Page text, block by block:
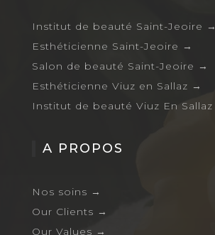
Institut de beauté Saint-Jeoire →
Esthéticienne Saint-Jeoire →
Salon de beauté Saint-Jeoire →
Esthéticienne Viuz en Sallaz →
Institut de beauté Viuz En Sallaz
A PROPOS
Nos soins →
Our Clients →
Our Values →